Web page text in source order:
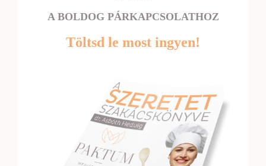
A BOLDOG PÁRKAPCSOLATHOZ
Töltsd le most ingyen!